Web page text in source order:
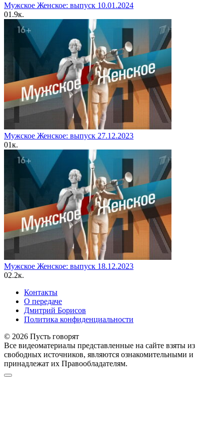
Мужское Женское: выпуск 10.01.2024
01.9к.
Мужское Женское: выпуск 27.12.2023
01к.
Мужское Женское: выпуск 18.12.2023
02.2к.
Контакты
О передаче
Дмитрий Борисов
Политика конфиденциальности
© 2026 Пусть говорят
Все видеоматериалы представленные на сайте взяты из
свободных источников, являются ознакомительными и
принадлежат их Правообладателям.